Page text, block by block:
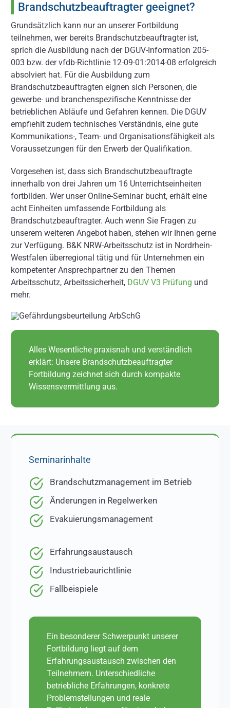
Alles Wesentliche praxisnah und verständlich
erklärt: Unsere Brandschutzbeauftragter
Fortbildung zeichnet sich durch kompakte
Wissensvermittlung aus.
Brandschutzbeauftragter geeignet?
Grundsätzlich kann nur an unserer Fortbildung
teilnehmen, wer bereits Brandschutzbeauftragter ist,
sprich die Ausbildung nach der DGUV-Information 205-
003 bzw. der vfdb-Richtlinie 12-09-01:2014-08 erfolgreich
absolviert hat. Für die Ausbildung zum
Brandschutzbeauftragten eignen sich Personen, die
gewerbe- und branchenspezifische Kenntnisse der
betrieblichen Abläufe und Gefahren kennen. Die DGUV
empfiehlt zudem technisches Verständnis, eine gute
Kommunikations-, Team- und Organisationsfähigkeit als
Voraussetzungen für den Erwerb der Qualifikation.
Vorgesehen ist, dass sich Brandschutzbeauftragte
innerhalb von drei Jahren um 16 Unterrichtseinheiten
fortbilden. Wer unser Online-Seminar bucht, erhält eine
acht Einheiten umfassende Fortbildung als
Brandschutzbeauftragter. Auch wenn Sie Fragen zu
unserem weiteren Angebot haben, stehen wir Ihnen gerne
zur Verfügung. B&K NRW-Arbeitsschutz ist in Nordrhein-
Westfalen überregional tätig und für Unternehmen ein
kompetenter Ansprechpartner zu den Themen
Arbeitsschutz, Arbeitssicherheit, DGUV V3 Prüfung und
mehr.
Seminarinhalte
Brandschutzmanagement im Betrieb
Änderungen in Regelwerken
Evakuierungsmanagement
Erfahrungsaustausch
Industriebaurichtlinie
Fallbeispiele
Ein besonderer Schwerpunkt unserer
Fortbildung liegt auf dem
Erfahrungsaustausch zwischen den
Teilnehmern. Unterschiedliche
betriebliche Erfahrungen, konkrete
Problemstellungen und reale